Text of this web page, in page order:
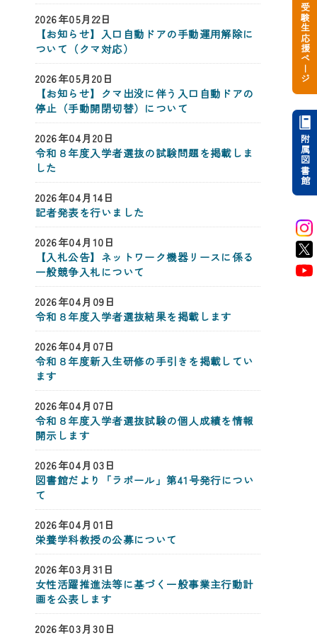
2026年05月22日
【お知らせ】入口自動ドアの手動運用解除に
ついて（クマ対応）
2026年05月20日
【お知らせ】クマ出没に伴う入口自動ドアの
停止（手動開閉切替）について
2026年04月20日
令和８年度入学者選抜の試験問題を掲載しま
した
2026年04月14日
記者発表を行いました
2026年04月10日
【入札公告】ネットワーク機器リースに係る
一般競争入札について
2026年04月09日
令和８年度入学者選抜結果を掲載します
2026年04月07日
令和８年度新入生研修の手引きを掲載してい
ます
2026年04月07日
令和８年度入学者選抜試験の個人成績を情報
開示します
2026年04月03日
図書館だより「ラポール」第41号発行につい
て
2026年04月01日
栄養学科教授の公募について
2026年03月31日
女性活躍推進法等に基づく一般事業主行動計
画を公表します
2026年03月30日
受験生応援ページ
附属図書館